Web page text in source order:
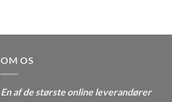
OM OS
En af de største online leverandører